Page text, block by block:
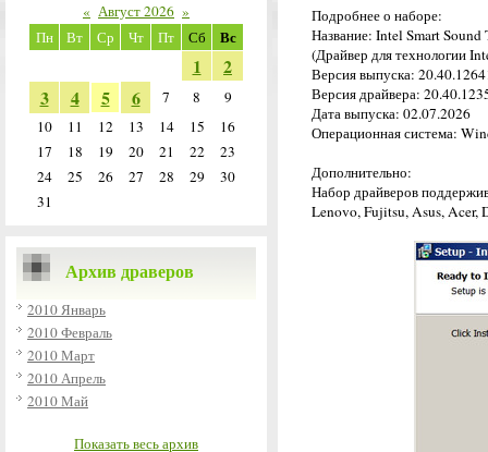
« Август 2026 »
Пн
Вт Ср Чт Пт Сб Вс
1
2
3
4 5 6 7 8
9
10
11 12 13 14 15
16
17
18 19 20 21 22
23
24
25 26 27 28 29
30
31
Архив драверов
2010 Январь
2010 Февраль
2010 Март
2010 Апрель
2010 Май
Показать весь архив
Подробнее о наборе:
Название: Intel Smart
(Драйвер для технологии
Версия выпуска:
Версия драйвера:
Дата выпуска: 02.07.2026
Операционная система:
Дополнительно:
Набор драйверов
Lenovo, Fujitsu, Asus, Acer,